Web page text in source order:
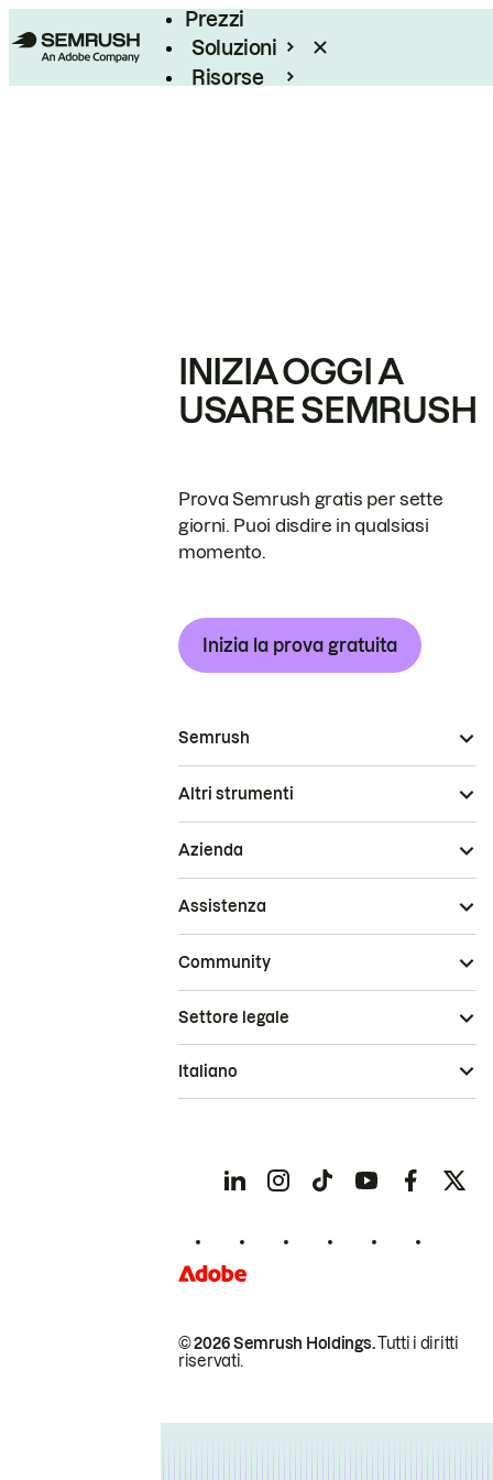
Prezzi
Soluzioni
Risorse
INIZIA OGGI A
USARE SEMRUSH
Prova Semrush gratis per sette
giorni. Puoi disdire in qualsiasi
momento.
Inizia la prova gratuita
Semrush
Altri strumenti
Azienda
Assistenza
Community
© 2026 Semrush Holdings.Tutti i diritti
riservati.
Settore legale
Italiano